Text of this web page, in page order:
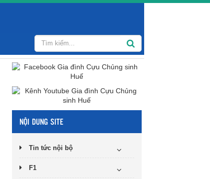
NỘI DUNG SITE
Tin tức nội bộ
F1